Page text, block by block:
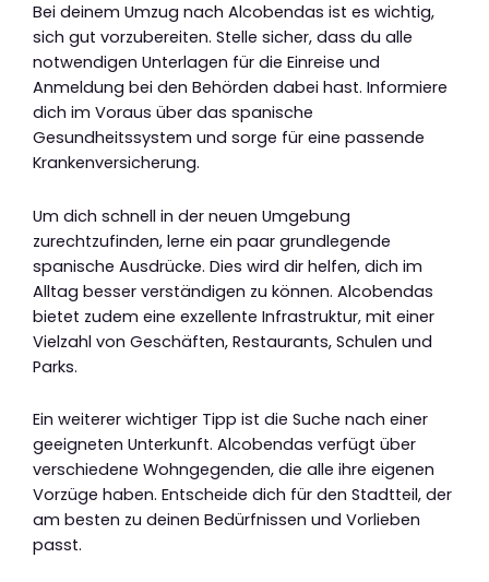
Bei deinem Umzug nach Alcobendas ist es wichtig,
sich gut vorzubereiten. Stelle sicher, dass du alle
notwendigen Unterlagen für die Einreise und
Anmeldung bei den Behörden dabei hast. Informiere
dich im Voraus über das spanische
Gesundheitssystem und sorge für eine passende
Krankenversicherung.
Um dich schnell in der neuen Umgebung
zurechtzufinden, lerne ein paar grundlegende
spanische Ausdrücke. Dies wird dir helfen, dich im
Alltag besser verständigen zu können. Alcobendas
bietet zudem eine exzellente Infrastruktur, mit einer
Vielzahl von Geschäften, Restaurants, Schulen und
Parks.
Ein weiterer wichtiger Tipp ist die Suche nach einer
geeigneten Unterkunft. Alcobendas verfügt über
verschiedene Wohngegenden, die alle ihre eigenen
Vorzüge haben. Entscheide dich für den Stadtteil, der
am besten zu deinen Bedürfnissen und Vorlieben
passt.